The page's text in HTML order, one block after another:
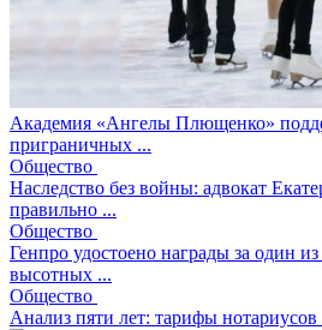
Академия «Ангелы Плющенко»
приграничных ...
Общество
Наследство без войны: адвокат
правильно ...
Общество
Генпро удостоено награды за один
высотных ...
Общество
Анализ пяти лет: тарифы